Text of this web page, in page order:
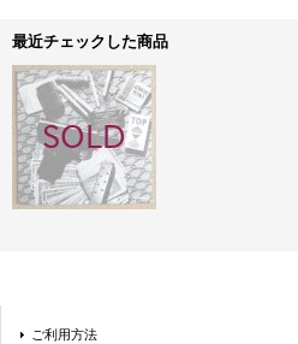
最近チェックした商品
ご利用方法